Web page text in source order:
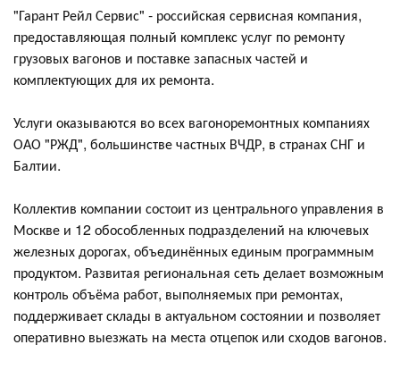
"Гарант Рейл Сервис" - российская сервисная компания,
предоставляющая полный комплекс услуг по ремонту
грузовых вагонов и поставке запасных частей и
комплектующих для их ремонта.
Услуги оказываются во всех вагоноремонтных компаниях
ОАО "РЖД", большинстве частных ВЧДР, в странах СНГ и
Балтии.
Коллектив компании состоит из центрального управления в
Москве и 12 обособленных подразделений на ключевых
железных дорогах, объединённых единым программным
продуктом. Развитая региональная сеть делает возможным
контроль объёма работ, выполняемых при ремонтах,
поддерживает склады в актуальном состоянии и позволяет
оперативно выезжать на места отцепок или сходов вагонов.